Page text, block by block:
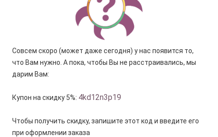
Совсем скоро (может даже сегодня) у нас появится то,
что Вам нужно. А пока, чтобы Вы не расстраивались, мы
дарим Вам:
Купон на скидку 5%: 4kd12n3p19
Чтобы получить скидку, запишите этот код и введите его
при оформлении заказа